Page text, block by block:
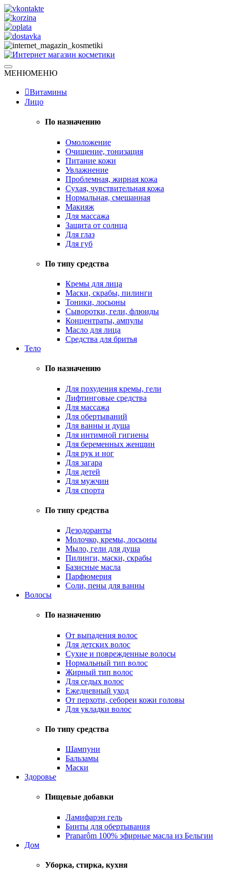
Skip
to
content
Интернет магазин косметики
Натуральная косметика
МЕНЮМЕНЮ
Витамины
Лицо
По назначению
Омоложение
Очищение, тонизация
Питание кожи
Увлажнение
Проблемная, жирная кожа
Сухая, чувствительная кожа
Нормальная, смешанная
Макияж
Для массажа
Защита от солнца
Для глаз
Для губ
По типу средства
Кремы для лица
Маски, скрабы, пилинги
Тоники, лосьоны
Сыворотки, гели, флюиды
Концентраты, ампулы
Масло для лица
Средства для бритья
Тело
По назначению
Для похудения кремы, гели
Лифтинговые средства
Для массажа
Для обертываний
Для ванны и душа
Для интимной гигиены
Для беременных женщин
Для рук и ног
Для загара
Для детей
Для мужчин
Для спорта
По типу средства
Дезодоранты
Молочко, кремы, лосьоны
Мыло, гели для душа
Пилинги, маски, скрабы
Базисные масла
Парфюмерия
Соли, пены для ванны
Волосы
По назначению
От выпадения волос
Для детских волос
Сухие и поврежденные волосы
Нормальный тип волос
Жирный тип волос
Для седых волос
Ежедневный уход
От перхоти, себореи кожи головы
Для укладки волос
По типу средства
Шампуни
Бальзамы
Маски
Здоровье
Пищевые добавки
Ламифарэн гель
Бинты для обертывания
Pranarôm 100% эфирные масла из Бельгии
Дом
Уборка, стирка, кухня